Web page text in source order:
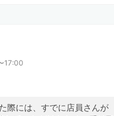
17:00
際には、すでに店員さんが